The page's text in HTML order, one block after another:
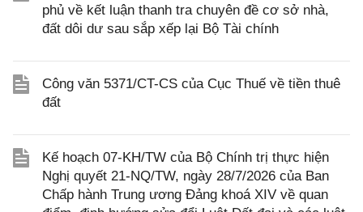
phủ về kết luận thanh tra chuyên đề cơ sở nhà,
đất dôi dư sau sắp xếp lại Bộ Tài chính
Công văn 5371/CT-CS của Cục Thuế về tiền thuê
đất
Kế hoạch 07-KH/TW của Bộ Chính trị thực hiện
Nghị quyết 21-NQ/TW, ngày 28/7/2026 của Ban
Chấp hành Trung ương Đảng khoá XIV về quan